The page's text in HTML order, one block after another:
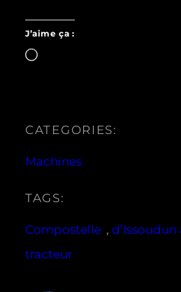
J’aime ça :
Chargement…
CATEGORIES:
Machines
TAGS:
Compostelle ,
tracteur